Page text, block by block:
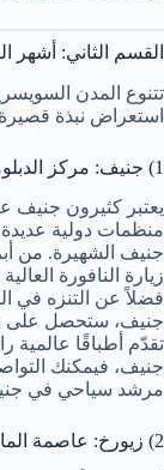
القسم الثاني:
تتنوع المدن
استعراض نبذة
1) جنيف: مركز الدبلوماسية والجمال الطبيعي
يعتبر كثيرون جنيف
منظمات دولية
جنيف الشهيرة. من
زيارة النافورة
فضلاً عن التنزه في
جنيف، ستحصل على
تقدّم أطباقًا
جنيف، فيمكنك
مرشد سياحي في جنيف +41 76
2) زيورخ: عاصمة المال والأعمال